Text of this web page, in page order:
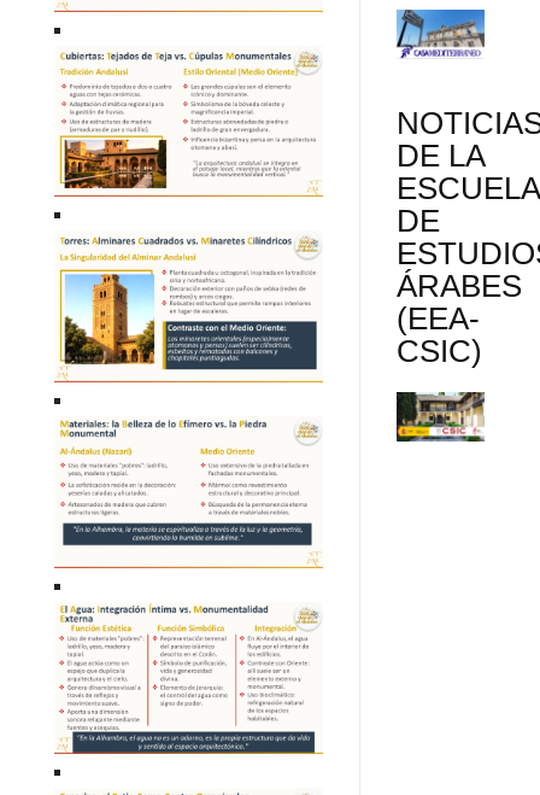
DE LA
ESCUELA
DE
ÁRABES
(EEA-
CSIC)